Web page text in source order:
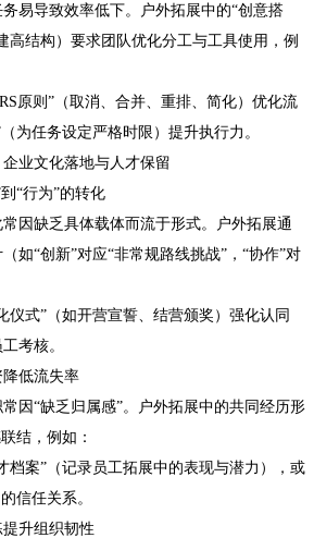
导致效率低下。户外拓展中的“创意搭
高结构）要求团队优化分工与工具使用，例
原则”（取消、合并、重排、简化）优化流
为任务设定严格时限）提升执行力。
业文化落地与人才保留
“行为”的转化
缺乏具体载体而流于形式。户外拓展通
如“创新”对应“非常规路线挑战”，“协作”对
式”（如开营宣誓、结营颁奖）强化认同
考核。
低流失率
“缺乏归属感”。户外拓展中的共同经历形
结，例如：
案”（记录员工拓展中的表现与潜力），或
信任关系。
升组织韧性